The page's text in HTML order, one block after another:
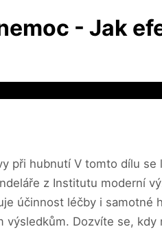
- Jak
při hubnutí V tomto dílu
z Institutu moderní
účinnost léčby i
Dozvíte se,